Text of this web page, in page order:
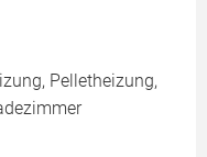
Pelletheizung,